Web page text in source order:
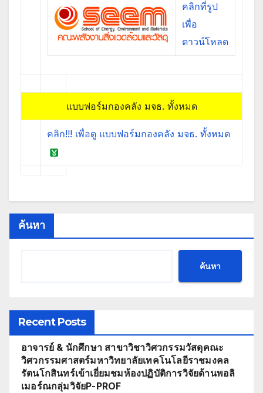
คลิกที่รูป
เพื่อ
ดาวน์โหลด
แบบฟอร์มกองคลัง มจธ. ทั้งหมด
คลิก!!! เพื่อดู แบบฟอร์มกองคลัง มจธ. ทั้งหมด
ค้นหา
ค้นหา
Recent Posts
อาจารย์ & นักศึกษา สาขาวิชาวิศวกรรมวัสดุคณะ
วิศวกรรมศาสตร์มหาวิทยาลัยเทคโนโลยีราชมงคล
รัตนโกสินทร์เข้าเยี่ยมชมห้องปฏิบัติการวิจัยด้านพอลิ
เมอร์ณกลุ่มวิจัยP-PROF